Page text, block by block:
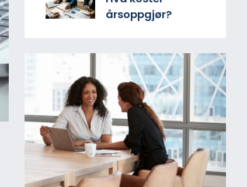
årsoppgjør?